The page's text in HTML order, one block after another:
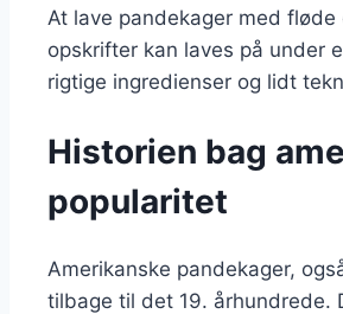
At lave pandekager med
opskrifter kan laves på under
rigtige ingredienser og lidt
Historien bag
popularitet
Amerikanske pandekager,
tilbage til det 19. århundrede.